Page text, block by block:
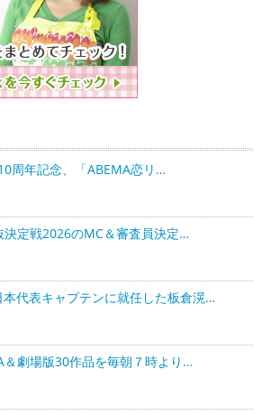
周年記念、「ABEMA恋リ…
決定戦2026のMC＆審査員決定…
代表キャプテンに就任した板倉滉…
＆劇場版30作品を毎朝７時より…